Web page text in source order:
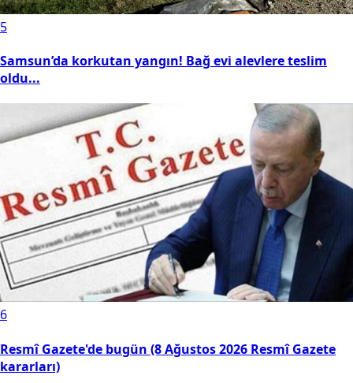
5
Samsun’da korkutan yangın! Bağ evi alevlere teslim
oldu...
6
Resmî Gazete'de bugün (8 Ağustos 2026 Resmî Gazete
kararları)